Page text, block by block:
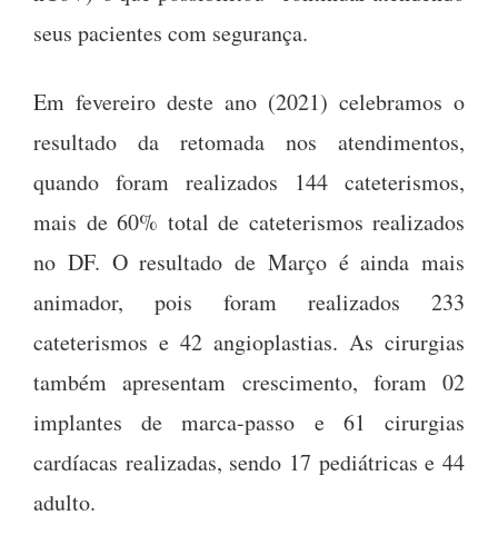
seus pacientes com segurança.
Em fevereiro deste ano (2021) celebramos o
resultado da retomada nos atendimentos,
quando foram realizados 144 cateterismos,
mais de 60% total de cateterismos realizados
no DF. O resultado de Março é ainda mais
animador, pois foram realizados 233
cateterismos e 42 angioplastias. As cirurgias
também apresentam crescimento, foram 02
implantes de marca-passo e 61 cirurgias
cardíacas realizadas, sendo 17 pediátricas e 44
adulto.